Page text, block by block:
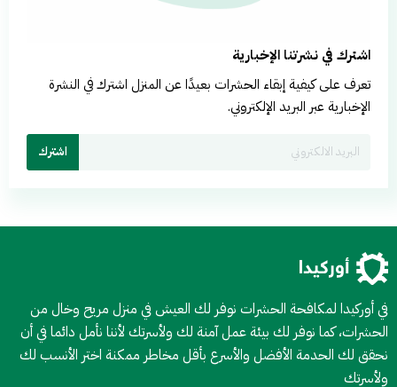
اشترك في نشرتنا الإخبارية
تعرف على كيفية إبقاء الحشرات بعيدًا عن المنزل اشترك في النشرة
الإخبارية عبر البريد الإلكتروني.
اشترك
في أوركيدا لمكافحة الحشرات نوفر لك العيش في منزل مريح وخال من
الحشرات، كما نوفر لك بيئة عمل آمنة لك ولأسرتك لأننا نأمل دائما في أن
نحقق لك الحدمة الأفضل والأسرع بأقل مخاطر ممكنة اختر الأنسب لك
ولأسرتك